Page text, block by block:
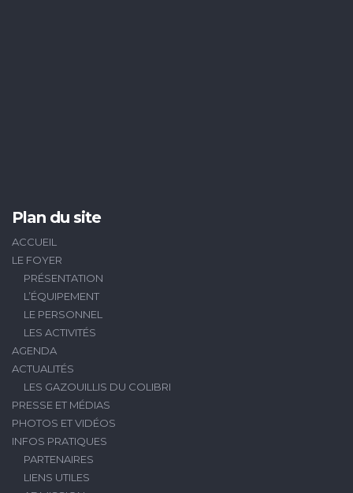
Plan du site
ACCUEIL
LE FOYER
PRÉSENTATION
L’ÉQUIPEMENT
LE PERSONNEL
LES ACTIVITÉS
AGENDA
ACTUALITÉS
LES GAZOUILLIS DU COLIBRI
PRESSE ET MÉDIAS
PHOTOS ET VIDÉOS
INFOS PRATIQUES
PARTENAIRES
LIENS UTILES